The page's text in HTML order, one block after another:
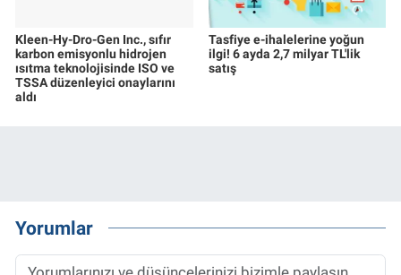
Kleen-Hy-Dro-Gen Inc., sıfır
karbon emisyonlu hidrojen
ısıtma teknolojisinde ISO ve
TSSA düzenleyici onaylarını
aldı
Tasfiye e-ihalelerine yoğun
ilgi! 6 ayda 2,7 milyar TL'lik
satış
Yorumlar